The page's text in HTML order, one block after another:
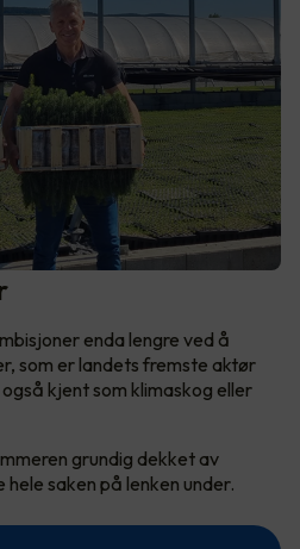
enda lengre ved å
som er landets fremste aktør
kjent som klimaskog eller
grundig dekket av
hele saken på lenken under.